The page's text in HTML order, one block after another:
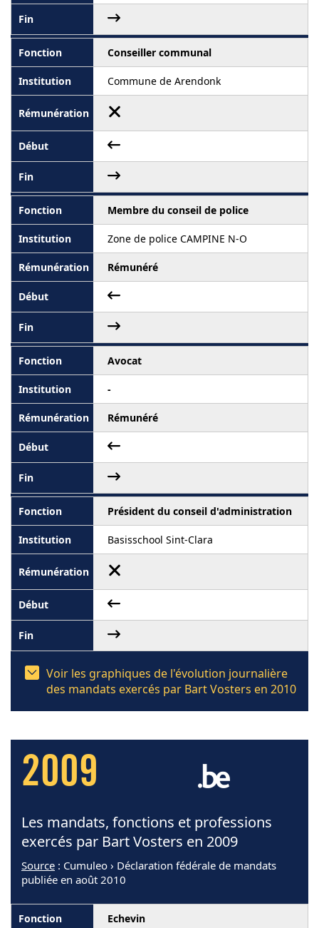
Conseiller communal
Commune de Arendonk
Membre du conseil de police
Zone de police CAMPINE N-O
Rémunéré
Avocat
-
Rémunéré
Président du conseil d'administration
Basisschool Sint-Clara
Voir les graphiques de l'évolution journalière
des mandats exercés par Bart Vosters en 2010
2009
Les mandats, fonctions et professions
exercés par Bart Vosters en 2009
Source : Cumuleo › Déclaration fédérale de mandats
publiée en août 2010
Echevin